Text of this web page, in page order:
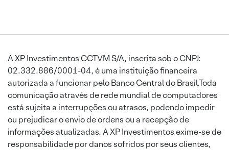
A XP Investimentos CCTVM S/A, inscrita sob o CNPJ:
02.332.886/0001-04, é uma instituição financeira
autorizada a funcionar pelo Banco Central do Brasil.Toda
comunicação através de rede mundial de computadores
está sujeita a interrupções ou atrasos, podendo impedir
ou prejudicar o envio de ordens ou a recepção de
informações atualizadas. A XP Investimentos exime-se de
responsabilidade por danos sofridos por seus clientes,